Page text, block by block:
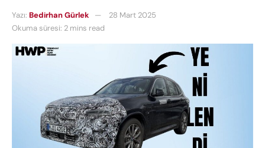
Yazı: Bedirhan Gürlek
28 Mart 2025
Okuma süresi: 2 mins read